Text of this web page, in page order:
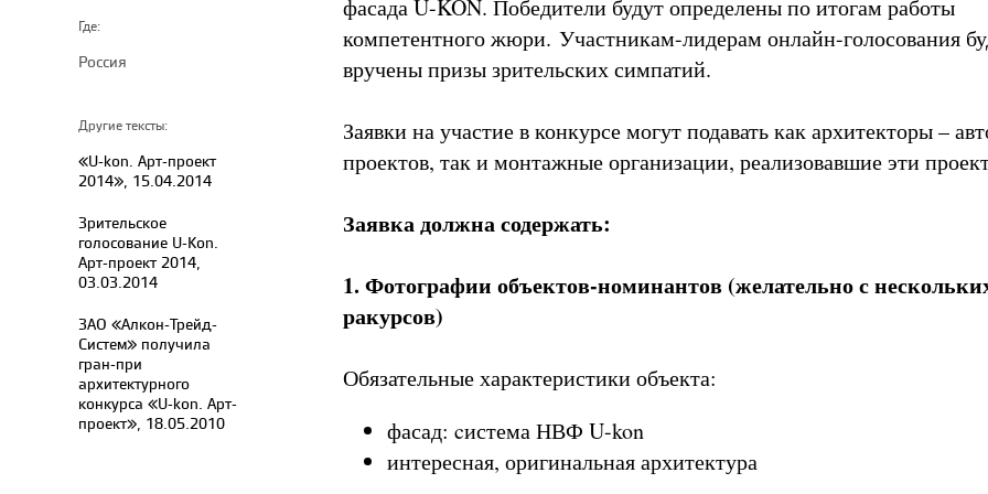
Где:
Россия
Другие тексты:
«U-kon. Арт-проект
2014», 15.04.2014
Зрительское
голосование U-Kon.
Арт-проект 2014,
03.03.2014
ЗАО «Алкон-Трейд-
Систем» получила
гран-при
архитектурного
конкурса «U-kon. Арт-
проект», 18.05.2010
фасада U-KON. Победители будут определены по итогам работы
компетентного жюри. Участникам-лидерам онлайн-голосования
вручены призы зрительских симпатий.
Заявки на участие в конкурсе могут подавать как архитекторы –
проектов, так и монтажные организации, реализовавшие эти
Заявка должна содержать:
1. Фотографии объектов-номинантов (желательно с
ракурсов)
Обязательные характеристики объекта:
фасад: cистема НВФ U-kon
интересная, оригинальная архитектура